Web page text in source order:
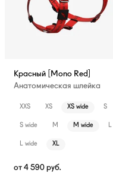
Красный [Mono Red]
Анатомическая шлейка
XXS XS XS wide S
S wide M M wide L
L wide XL
от 4 590 руб.